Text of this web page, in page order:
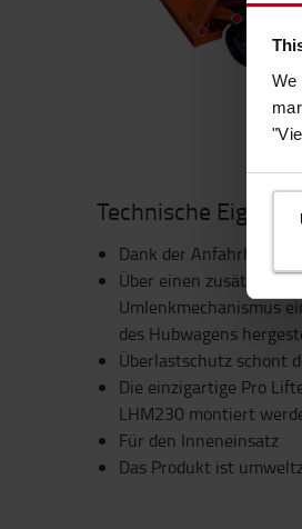
We
Technische
Dank der Anfahrhilft
Über einen
Umlenkmechanismus
des Hubwagens
Überlastschutz schont
Die einzigartige Pro
LHM230 montiert
Für den Inneneinsatz
Das Produkt ist